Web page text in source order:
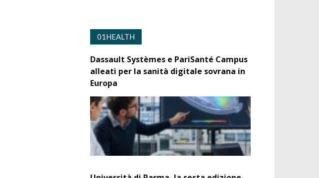
01HEALTH
Dassault Systèmes e PariSanté Campus
alleati per la sanità digitale sovrana in
Europa